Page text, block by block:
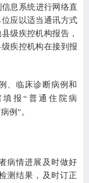
息系统进行网络直
应以适当通讯方式
级疾控机构报告，
疾控机构在接到报
、临床诊断病例和
报“普通住院病
例”。
病情进展及时做好
测结果，及时订正